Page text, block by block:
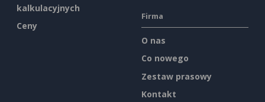
kalkulacyjnych
Ceny
Firma
O nas
Co nowego
Zestaw prasowy
Kontakt